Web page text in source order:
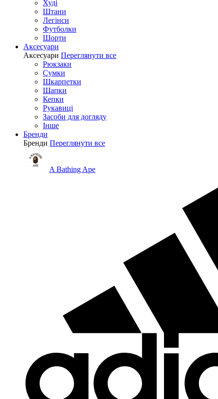
Худі
Штани
Легінси
Футболки
Шорти
Аксесуари
Аксесуари Переглянути все
Рюкзаки
Сумки
Шкарпетки
Шапки
Кепки
Рукавиці
Засоби для догляду
Інше
Бренди
Бренди Переглянути все
A Bathing Ape